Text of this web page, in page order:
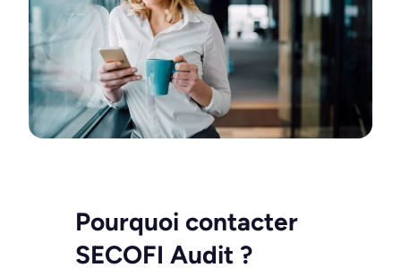
Pourquoi contacter
SECOFI Audit ?